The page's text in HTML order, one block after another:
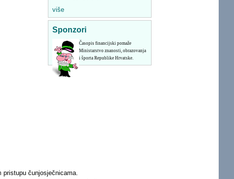
više
Sponzori
Časopis financijski pomaže
Ministarstvo znanosti, obrazovanja
i športa Republike Hrvatske.
čunjosječnicama.